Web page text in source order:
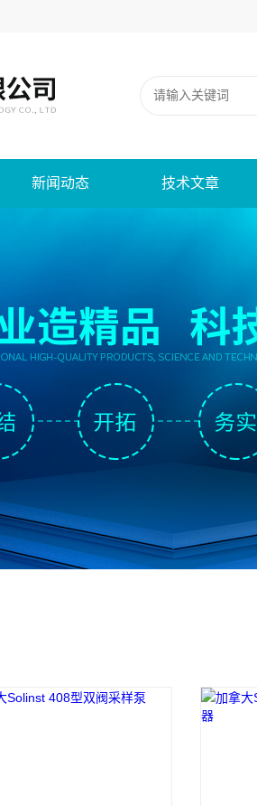
新闻动态 技术文章